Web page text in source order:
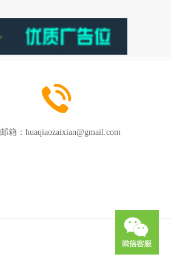
邮箱： huaqiaozaixian@gmail.com